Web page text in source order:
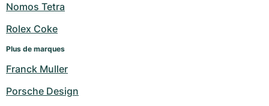
Roadster
Montres d'occasion
Montbrillant
Montres d'occasion
Montres d'occasion
Nomos Tetra
Rolex Coke
Plus de marques
Franck Muller
Porsche Design